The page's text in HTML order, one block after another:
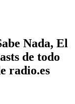
Nada, El
de todo
radio.es